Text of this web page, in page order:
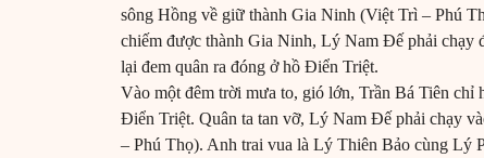
sông Hồng về giữ thành Gia Ninh (Việt Trì – Phú
chiếm được thành Gia Ninh, Lý Nam Đế phải chạy
lại đem quân ra đóng ở hồ Điển Triệt.
Vào một đêm trời mưa to, gió lớn, Trần Bá Tiên chỉ
Điển Triệt. Quân ta tan vỡ, Lý Nam Đế phải chạy
– Phú Thọ). Anh trai vua là Lý Thiên Bảo cùng Lý